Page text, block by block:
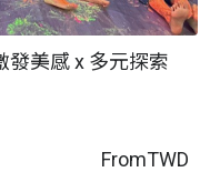
發美感 x 多元探索
FromTWD